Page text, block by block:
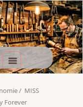
/ MISS
Forever